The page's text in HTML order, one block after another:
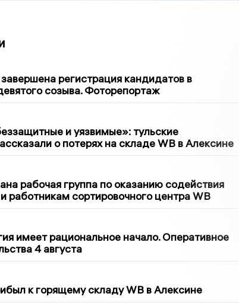
регистрация кандидатов в
созыва. Фоторепортаж
и уязвимые»: тульские
о потерях на складе WB в Алексине
рабочая группа по оказанию содействия
работникам сортировочного центра WB
имеет рациональное начало. Оперативное
4 августа
к горящему складу WB в Алексине